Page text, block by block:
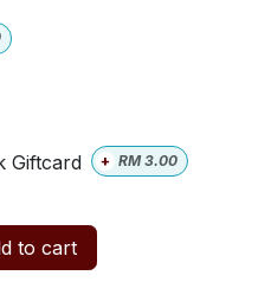
Giftcard + RM3.00
to cart